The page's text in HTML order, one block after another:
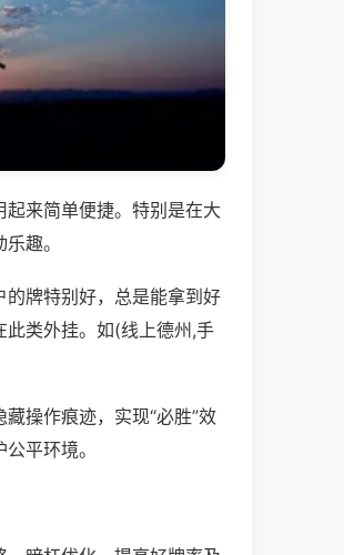
来简单便捷。特别是在大
趣。
牌特别好，总是能拿到好
类外挂。如(线上德州,手
操作痕迹，实现“必胜”效
平环境。